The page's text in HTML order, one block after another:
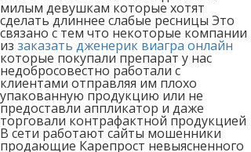
милым девушкам которые хотят
сделать длиннее слабые ресницы Это
связано с тем что некоторые компании
из заказать дженерик виагра онлайн
которые покупали препарат у нас
недобросовестно работали с
клиентами отправляя им плохо
упакованную продукцию или не
предоставли аппликатор и даже
торговали контрафактной продукцией
В сети работают сайты мошенники
продающие Карепрост невыясненного